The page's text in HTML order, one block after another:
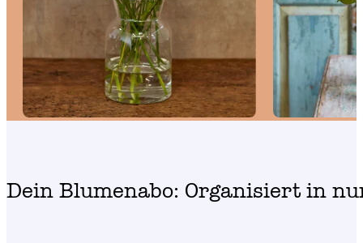
Dein Blumenabo: Organisiert in